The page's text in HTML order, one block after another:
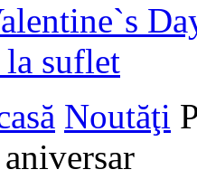
suflet
Noutăţi